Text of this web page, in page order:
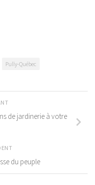
Pully-Québec
de jardinerie à votre
du peuple